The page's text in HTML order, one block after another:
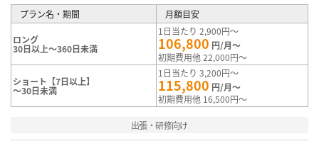
プラン名・期間 月額目安
ロング
30日以上～360日未満
1日当たり 2,900円～
106,800 円/月～
初期費用他 22,000円～
ショート【7日以上】
～30日未満
1日当たり 3,200円～
115,800 円/月～
初期費用他 16,500円～
出張・研修向け